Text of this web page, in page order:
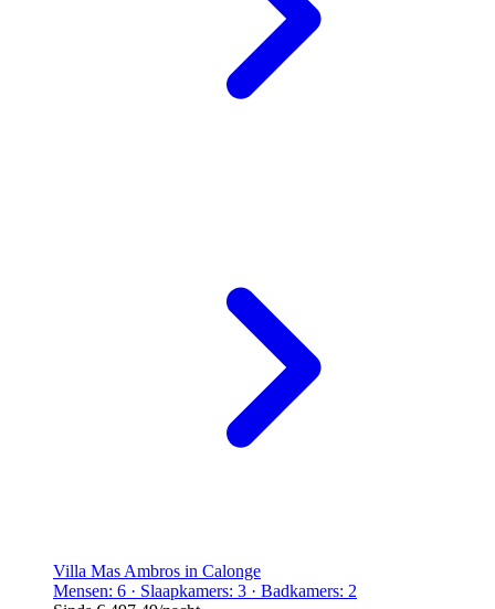
Villa Mas Ambros in Calonge
Mensen: 6 · Slaapkamers: 3 · Badkamers: 2